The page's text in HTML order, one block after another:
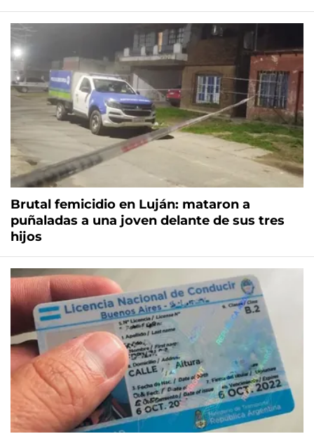
Brutal femicidio en Luján: mataron a
puñaladas a una joven delante de sus tres
hijos